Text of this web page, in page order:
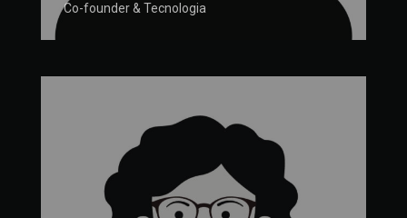
Co-founder & Tecnologia